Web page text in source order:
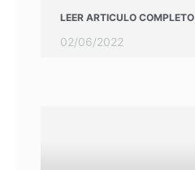
LEER ARTICULO COMPLETO
02/06/2022